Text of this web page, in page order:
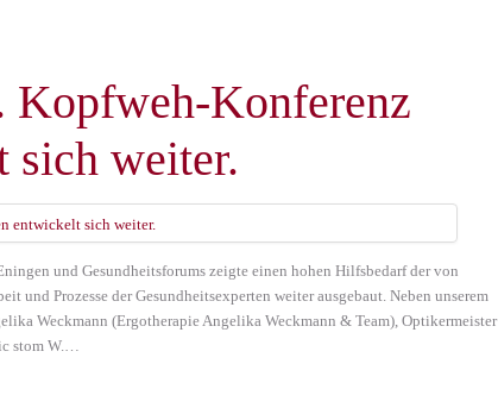
Kopfweh-Konferenz
sich weiter.
und Gesundheitsforums zeigte einen hohen Hilfsbedarf der von
und Prozesse der Gesundheitsexperten weiter ausgebaut. Neben unserem
Weckmann (Ergotherapie Angelika Weckmann & Team), Optikermeister
stom W.…